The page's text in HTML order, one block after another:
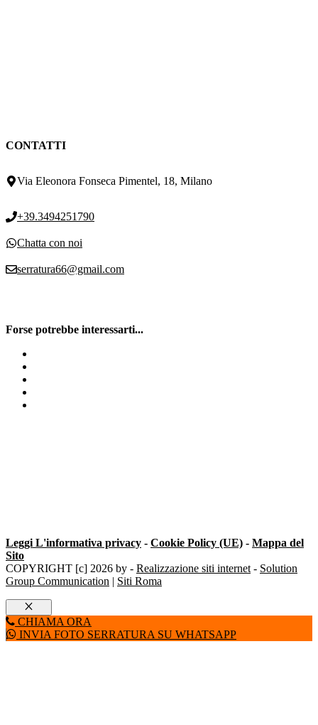
CONTATTI
Via Eleonora Fonseca Pimentel, 18, Milano
+39.3494251790
Chatta con noi
serratura66@gmail.com
Forse potrebbe interessarti...
Leggi L'informativa privacy - Cookie Policy (UE) - Mappa del
Sito
COPYRIGHT [c] 2026 by - Realizzazione siti internet- Solution
Group Communication | Siti Roma
Chiudi
CHIAMA ORA
INVIA FOTO SERRATURA SU WHATSAPP